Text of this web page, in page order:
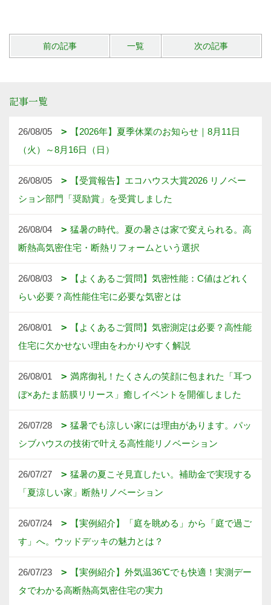
26/07/24
【実例紹介】「庭を眺める」から「庭で過ご
す」へ。ウッドデッキの魅力とは？
タでわかる高断熱高気密住宅の実力
1ページ （全88ページ中）
1 2 3 4
〒573-0163
大阪府枚方市長尾元町6-52-7 フォンテーヌN
地図
TEL：072-857-6138
FAX：072-855-6147
＜営業時間＞9:00～18:00
Copyright (c) 中川忠工務店. All Rights Reserved.
Produced by
ゴデスクリエイト